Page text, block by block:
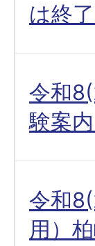
は終
令和
験案
令和
用）